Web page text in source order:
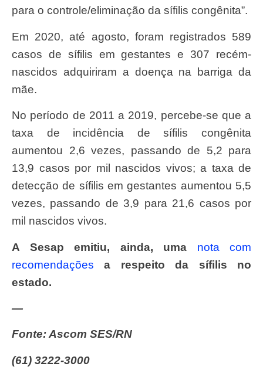
para o controle/eliminação da sífilis congênita”.
Em 2020, até agosto, foram registrados 589
casos de sífilis em gestantes e 307 recém-
nascidos adquiriram a doença na barriga da
mãe.
No período de 2011 a 2019, percebe-se que a
taxa de incidência de sífilis congênita
aumentou 2,6 vezes, passando de 5,2 para
13,9 casos por mil nascidos vivos; a taxa de
detecção de sífilis em gestantes aumentou 5,5
vezes, passando de 3,9 para 21,6 casos por
mil nascidos vivos.
A Sesap emitiu, ainda, uma nota com
recomendações a respeito da sífilis no
estado.
—
Fonte: Ascom SES/RN
(61) 3222-3000